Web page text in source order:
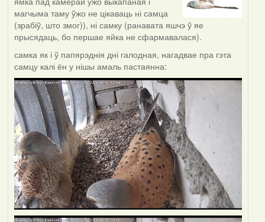
магчыма таму ўжо не цікаваць ні самца
(зрабіў, што змог)), ні самку (ранавата яшчэ ў яе
прысядаць, бо першае яйка не сфармавалася).
самка як і ў папярэднія дні галодная, нагадвае пра гэта
самцу калі ён у нішы амаль пастаянна: